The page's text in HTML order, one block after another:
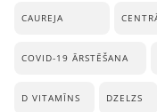
CAUREJA
COVID-19 ĀRSTĒŠANA
D VITAMĪNS DZELZS